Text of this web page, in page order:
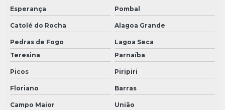
Esperança Pombal
Catolé do Rocha Alagoa Grande
Pedras de Fogo
Lagoa Seca
Teresina
Parnaíba
Picos Piripiri
Floriano Barras
Campo Maior União